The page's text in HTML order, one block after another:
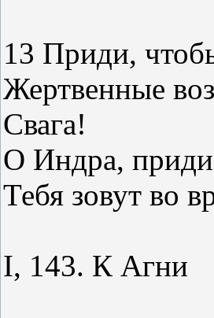
13 Приди,
Жертвенные
Свага!
О Индра,
Тебя зовут во
I, 143. К Агни